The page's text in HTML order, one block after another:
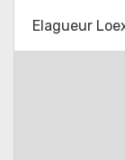
Elagueur